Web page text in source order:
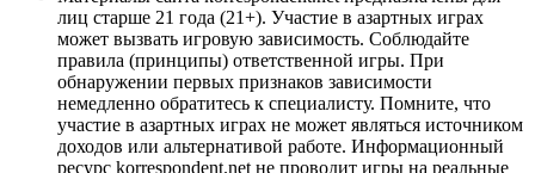
лиц старше 21 года (21+). Участие в азартных играх
может вызвать игровую зависимость. Соблюдайте
правила (принципы) ответственной игры. При
обнаружении первых признаков зависимости
немедленно обратитесь к специалисту. Помните, что
участие в азартных играх не может являться источником
доходов или альтернативой работе. Информационный
ресурс korrespondent.net не проводит игры на реальные